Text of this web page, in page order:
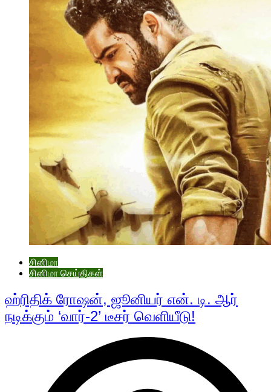
சினிமா
சினிமா செய்திகள்
ஹ்ரிதிக் ரோஷன், ஜூனியர் என். டி. ஆர்
நடிக்கும் ‘வார்-2’ டீசர் வெளியீடு!